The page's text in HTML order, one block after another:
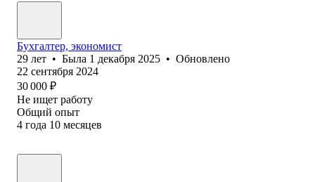
Бухгалтер, экономист
29 лет • Была 1 декабря 2025 • Обновлено
22 сентября 2024
30 000 ₽
Не ищет работу
Общий опыт
4 года 10 месяцев